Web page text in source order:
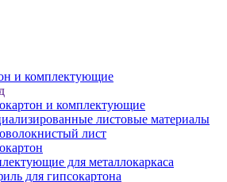
и комплектующие
и комплектующие
листовые материалы
лист
для металлокаркаса
для гипсокартона